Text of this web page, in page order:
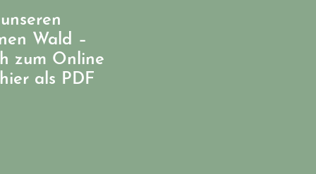
Wald –
zum Online
als PDF